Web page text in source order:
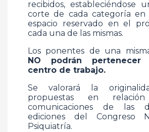
recibidos, estableciéndose
corte de cada categoría en
espacio reservado en el
cada una de las mismas.
Los ponentes de una
NO podrán
centro de trabajo.
Se valorará la
propuestas en
comunicaciones de las
ediciones del Congreso
Psiquiatría.